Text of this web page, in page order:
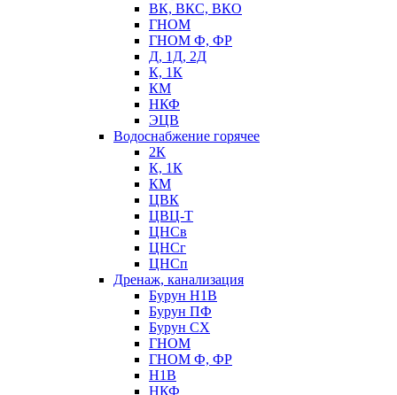
ВК, ВКС, ВКО
ГНОМ
ГНОМ Ф, ФР
Д, 1Д, 2Д
К, 1К
КМ
НКФ
ЭЦВ
Водоснабжение горячее
2К
К, 1К
КМ
ЦВК
ЦВЦ-Т
ЦНСв
ЦНСг
ЦНСп
Дренаж, канализация
Бурун Н1В
Бурун ПФ
Бурун СХ
ГНОМ
ГНОМ Ф, ФР
Н1В
НКФ